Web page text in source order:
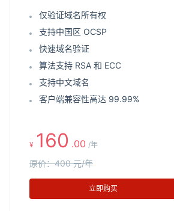
仅验证域名所有权
支持中国区 OCSP
快速域名验证
算法支持 RSA 和 ECC
支持中文域名
客户端兼容性高达 99.99%
¥ 160 .00 /年
原价：400 元/年
立即购买